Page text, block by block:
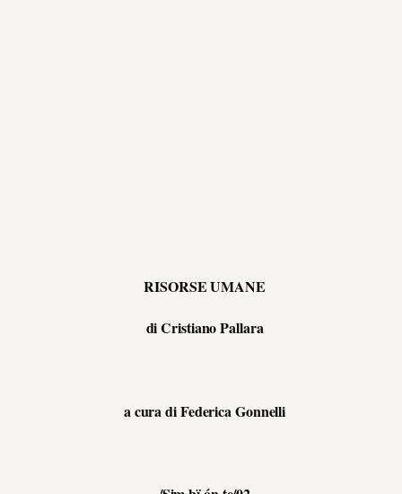
RISORSE UMANE
di Cristiano Pallara
a cura di Federica Gonnelli